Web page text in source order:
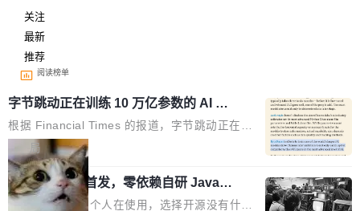
关注
最新
推荐
阅读榜单
字节跳动正在训练 10 万亿参数的 AI 模
型
根据 Financial Times 的报道，字节跳动正在训
练一个 10 万亿参数的 AI 模型，目前处于预训练
阶段。 10 万亿是什么概念？Anthropic 目前最
大的模型 Mythos 5 约 8 万亿参数。DeepSeek
V4-Pro 是 1.6 万亿。月之暗面的 Kimi K3 是 2.
局
wastnet 开源首发，零依赖自研 Java H
TTP/2 框架，性能对标 Undertow !
这个项目一直是个人在使用，选择开源没有什么